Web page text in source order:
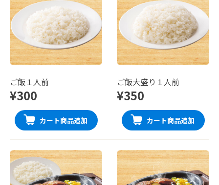
ご飯１人前
¥300
カート商品追加
ご飯大盛り１人前
¥350
カート商品追加